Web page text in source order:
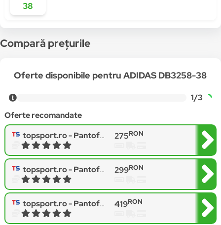
38
Compară prețurile
Oferte disponibile pentru ADIDAS DB3258-38
1/3
Oferte recomandate
topsport.ro -Pantofi sport ADIDAS pentru femei BREAKNET SLEEK - IH5418 275RON
topsport.ro -Pantofi sport ADIDAS pentru femei BREAKNET SLEEK - JH6899 299RON
topsport.ro -Pantofi sport ADIDAS pentru femei SLEEK W - FW2066 419RON